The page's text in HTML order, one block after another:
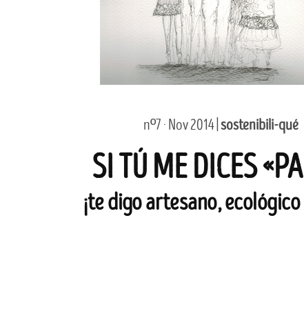
nº7 · Nov 2014 | sostenibili-qué
SI TÚ ME DICES
¡te digo artesano,